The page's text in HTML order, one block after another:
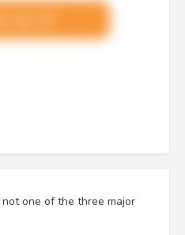
one of the three major